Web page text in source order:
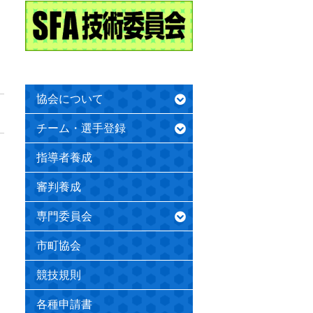
協会について
チーム・選手登録
指導者養成
審判養成
専門委員会
市町協会
競技規則
各種申請書